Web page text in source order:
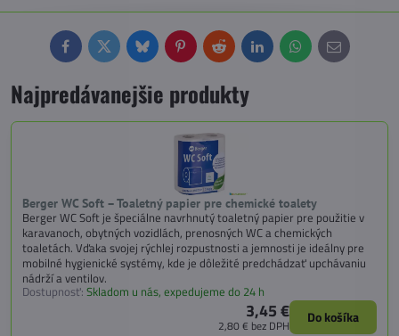
FacebookTwitterBlueskyPinterestReddit LinkedInWhatsApp
E-
mail
Najpredávanejšie produkty
Berger WC Soft – Toaletný papier pre chemické toalety
Berger WC Soft je špeciálne navrhnutý toaletný papier pre použitie v
karavanoch, obytných vozidlách, prenosných WC a chemických
toaletách. Vďaka svojej rýchlej rozpustnosti a jemnosti je ideálny pre
mobilné hygienické systémy, kde je dôležité predchádzať upchávaniu
nádrží a ventilov.
Dostupnosť: Skladom u nás, expedujeme do 24 h
3,45 €
2,80 € bez DPH Do košíka